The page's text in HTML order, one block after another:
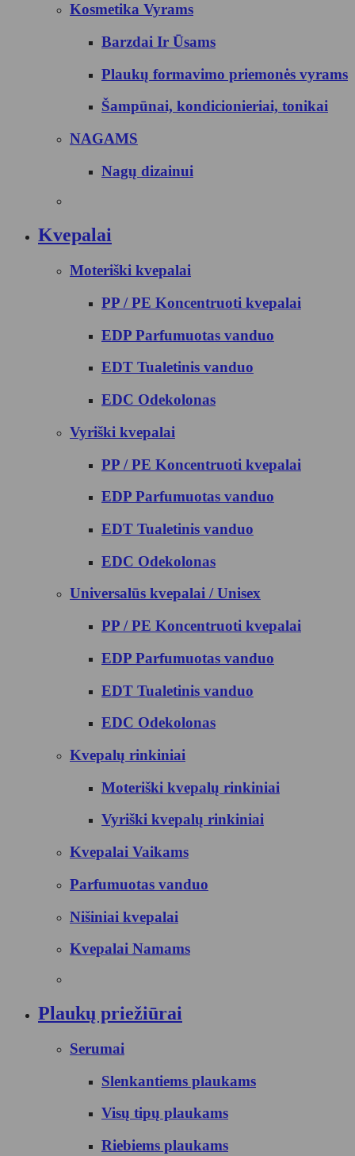
Kosmetika Vyrams
Barzdai Ir Ūsams
Plaukų formavimo priemonės vyrams
Šampūnai, kondicionieriai, tonikai
NAGAMS
Nagų dizainui
Kvepalai
Moteriški kvepalai
PP / PE Koncentruoti kvepalai
EDP Parfumuotas vanduo
EDT Tualetinis vanduo
EDC Odekolonas
Vyriški kvepalai
PP / PE Koncentruoti kvepalai
EDP Parfumuotas vanduo
EDT Tualetinis vanduo
EDC Odekolonas
Universalūs kvepalai / Unisex
PP / PE Koncentruoti kvepalai
EDP Parfumuotas vanduo
EDT Tualetinis vanduo
EDC Odekolonas
Kvepalų rinkiniai
Moteriški kvepalų rinkiniai
Vyriški kvepalų rinkiniai
Kvepalai Vaikams
Parfumuotas vanduo
Nišiniai kvepalai
Kvepalai Namams
Plaukų priežiūrai
Serumai
Slenkantiems plaukams
Visų tipų plaukams
Riebiems plaukams